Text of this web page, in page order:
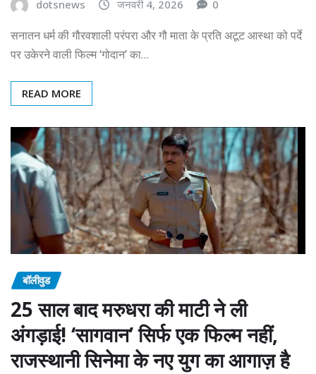
dotsnews जनवरी 4, 2026 0
सनातन धर्म की गौरवशाली परंपरा और गौ माता के प्रति अटूट आस्था को पर्दे
पर उकेरने वाली फिल्म ‘गोदान’ का…
READ MORE
बॉलीवुड
25 साल बाद मरुधरा की माटी ने ली
अंगड़ाई! ‘सागवान’ सिर्फ एक फिल्म नहीं,
राजस्थानी सिनेमा के नए युग का आगाज़ है